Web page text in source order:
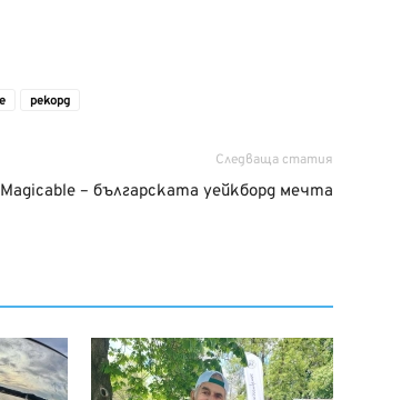
рекорд
Следваща статия
Magicable – българската уейкборд мечта